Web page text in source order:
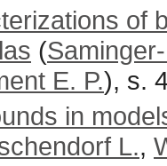
of
(
E. P.), s.
in
L.,